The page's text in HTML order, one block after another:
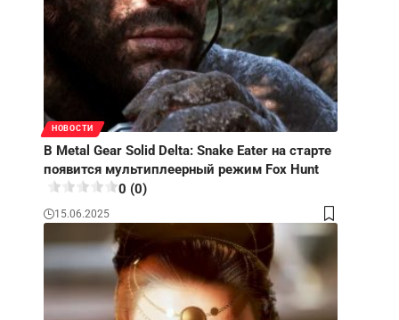
НОВОСТИ
В Metal Gear Solid Delta: Snake Eater на старте
появится мультиплеерный режим Fox Hunt
0 (0)
15.06.2025